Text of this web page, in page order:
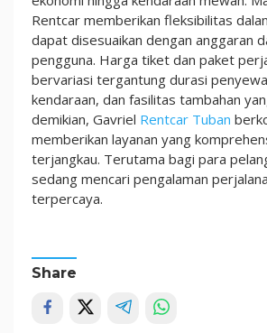
Rentcar memberikan fleksibilitas
dapat disesuaikan dengan anggaran
pengguna. Harga tiket dan paket
bervariasi tergantung durasi
kendaraan, dan fasilitas tambahan
demikian, Gavriel Rentcar Tuban
memberikan layanan yang
terjangkau. Terutama bagi para
sedang mencari pengalaman
terpercaya.
Share